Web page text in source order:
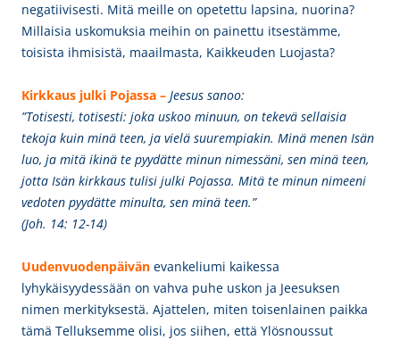
negatiivisesti. Mitä meille on opetettu lapsina, nuorina?
Millaisia uskomuksia meihin on painettu itsestämme,
toisista ihmisistä, maailmasta, Kaikkeuden Luojasta?
Kirkkaus julki Pojassa – Jeesus sanoo:
”Totisesti, totisesti: joka uskoo minuun, on tekevä sellaisia
tekoja kuin minä teen, ja vielä suurempiakin. Minä menen Isän
luo, ja mitä ikinä te pyydätte minun nimessäni, sen minä teen,
jotta Isän kirkkaus tulisi julki Pojassa. Mitä te minun nimeeni
vedoten pyydätte minulta, sen minä teen.”
(Joh. 14: 12-14)
Uudenvuodenpäivän evankeliumi kaikessa
lyhykäisyydessään on vahva puhe uskon ja Jeesuksen
nimen merkityksestä. Ajattelen, miten toisenlainen paikka
tämä Telluksemme olisi, jos siihen, että Ylösnoussut